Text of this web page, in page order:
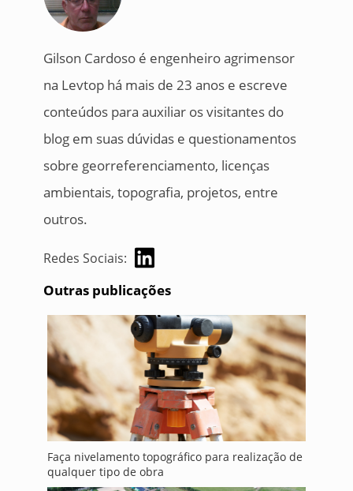
Gilson Cardoso é engenheiro agrimensor
na Levtop há mais de 23 anos e escreve
conteúdos para auxiliar os visitantes do
blog em suas dúvidas e questionamentos
sobre georreferenciamento, licenças
ambientais, topografia, projetos, entre
outros.
Redes Sociais:
Outras publicações
Faça nivelamento topográfico para realização de
qualquer tipo de obra